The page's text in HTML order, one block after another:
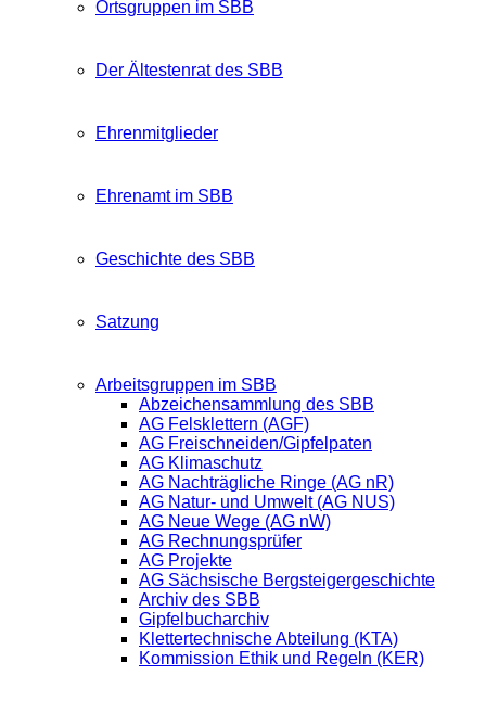
Ortsgruppen im SBB
Der Ältestenrat des SBB
Ehrenmitglieder
Ehrenamt im SBB
Geschichte des SBB
Satzung
Arbeitsgruppen im SBB
Abzeichensammlung des SBB
AG Felsklettern (AGF)
AG Freischneiden/Gipfelpaten
AG Klimaschutz
AG Nachträgliche Ringe (AG nR)
AG Natur- und Umwelt (AG NUS)
AG Neue Wege (AG nW)
AG Rechnungsprüfer
AG Projekte
AG Sächsische Bergsteigergeschichte
Archiv des SBB
Gipfelbucharchiv
Klettertechnische Abteilung (KTA)
Kommission Ethik und Regeln (KER)